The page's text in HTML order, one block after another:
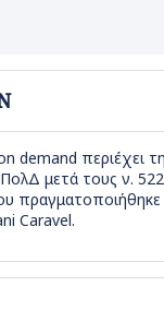
demand περιέχει
μετά τους ν.
πραγματοποιήθηκε
Caravel.